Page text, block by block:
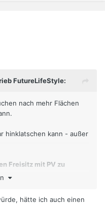
FutureLifeStyle:
nach mehr Flächen
hinklatschen kann - außer
Freisitz mit PV zu
hätte ich auch einen